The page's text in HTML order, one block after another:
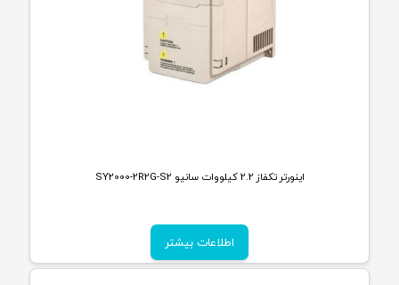
اینورتر تکفاز 2.2 کیلووات سانیو SY2000-2R2G-S2
اطلاعات بیشتر